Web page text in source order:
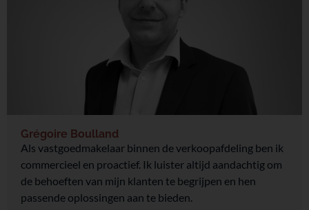
Grégoire Boulland
Als vastgoedmakelaar binnen de verkoopafdeling ben ik
commercieel en proactief. Ik luister altijd aandachtig om
de behoeften van mijn klanten te begrijpen en hen
passende oplossingen aan te bieden.